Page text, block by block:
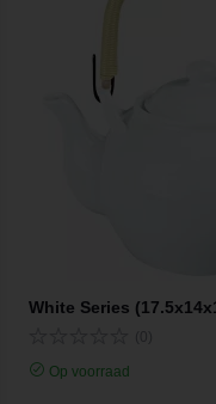
White Series
Op voorraad